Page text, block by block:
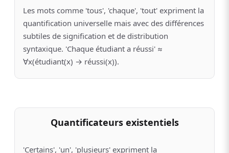
Les mots comme 'tous', 'chaque', 'tout' expriment la
quantification universelle mais avec des différences
subtiles de signification et de distribution
syntaxique. 'Chaque étudiant a réussi' ≈
∀x(étudiant(x) → réussi(x)).
Quantificateurs existentiels
'Certains', 'un', 'plusieurs' expriment la